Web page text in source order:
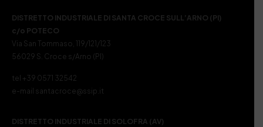
DISTRETTO INDUSTRIALE DI SANTA CROCE SULL’ARNO (PI)
c/o POTECO
Via San Tommaso, 119/121/123
56029 S. Croce s/Arno (PI)
tel +39 0571 32542
e-mail santacroce@ssip.it
DISTRETTO INDUSTRIALE DI SOLOFRA (AV)